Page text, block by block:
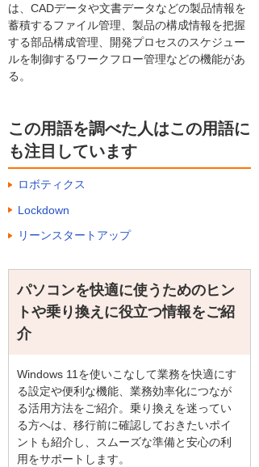
は、CADデータや文書データなどの製品情報を
蓄積するファイル管理、製品の構成情報を把握
する部品構成管理、開発プロセスのスケジュー
ルを制御するワークフロー管理などの機能があ
る。
この用語を調べた人はこの用語に
も注目しています
ロボティクス
Lockdown
リーンスタートアップ
パソコンを快適に使うためのヒン
トや乗り換えに役立つ情報をご紹
介
Windows 11を使いこなして業務を快適にす
る設定や便利な機能、業務効率化につなが
る活用方法をご紹介。乗り換えを迷ってい
る方へは、移行前に確認しておきたいポイ
ントも紹介し、スムーズな準備と安心の利
用をサポートします。